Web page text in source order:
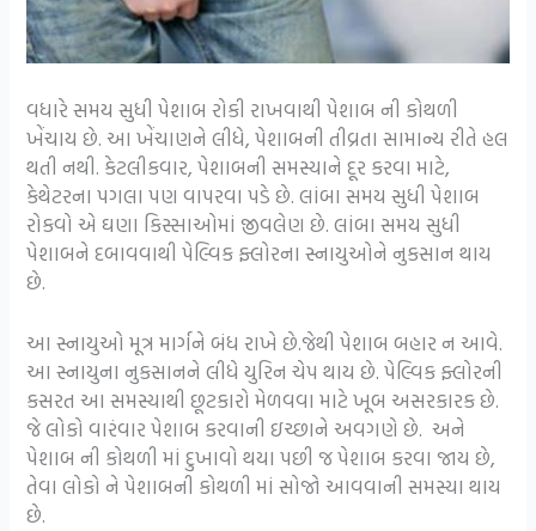
વધારે સમય સુધી પેશાબ રોકી રાખવાથી પેશાબ ની કોથળી
ખેંચાય છે. આ ખેંચાણને લીધે, પેશાબની તીવ્રતા સામાન્ય રીતે હલ
થતી નથી. કેટલીકવાર, પેશાબની સમસ્યાને દૂર કરવા માટે,
કેથેટરના પગલા પણ વાપરવા પડે છે. લાંબા સમય સુધી પેશાબ
રોકવો એ ઘણા કિસ્સાઓમાં જીવલેણ છે. લાંબા સમય સુધી
પેશાબને દબાવવાથી પેલ્વિક ફ્લોરના સ્નાયુઓને નુકસાન થાય
છે.
આ સ્નાયુઓ મૂત્ર માર્ગને બંધ રાખે છે.જેથી પેશાબ બહાર ન આવે.
આ સ્નાયુના નુકસાનને લીધે યુરિન ચેપ થાય છે. પેલ્વિક ફ્લોરની
કસરત આ સમસ્યાથી છૂટકારો મેળવવા માટે ખૂબ અસરકારક છે.
જે લોકો વારંવાર પેશાબ કરવાની ઇચ્છાને અવગણે છે. અને
પેશાબ ની કોથળી માં દુખાવો થયા પછી જ પેશાબ કરવા જાય છે,
તેવા લોકો ને પેશાબની કોથળી માં સોજો આવવાની સમસ્યા થાય
છે.